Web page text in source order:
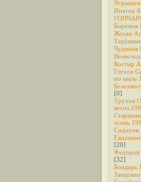
Ипатов
Бирюков
Жосан
Чудинов
Костыр
Глухов
по июль
[0]
Трухов
осень
Сидорин
[20]
Федоров
[32]
Бондарь